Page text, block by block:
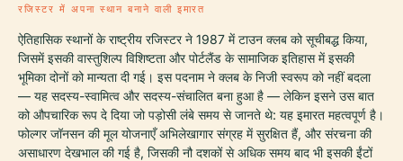
रजिस्टर में अपना स्थान बनाने वाली इमारत
ऐतिहासिक स्थानों के राष्ट्रीय रजिस्टर ने 1987 में टाउन क्लब को सूचीबद्ध किया,
जिसमें इसकी वास्तुशिल्प विशिष्टता और पोर्टलैंड के सामाजिक इतिहास में इसकी
भूमिका दोनों को मान्यता दी गई। इस पदनाम ने क्लब के निजी स्वरूप को नहीं बदला
— यह सदस्य-स्वामित्व और सदस्य-संचालित बना हुआ है — लेकिन इसने उस बात
को औपचारिक रूप दे दिया जो पड़ोसी लंबे समय से जानते थे: यह इमारत महत्वपूर्ण है।
फोल्गर जॉनसन की मूल योजनाएँ अभिलेखागार संग्रह में सुरक्षित हैं, और संरचना की
असाधारण देखभाल की गई है, जिसकी नौ दशकों से अधिक समय बाद भी इसकी ईंटों